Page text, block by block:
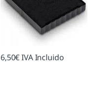
6,50€IVA Incluido